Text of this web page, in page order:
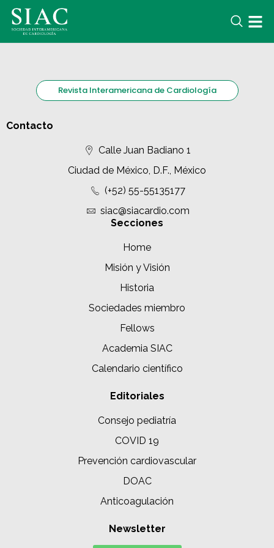
Revista Interamericana de Cardiología
Contacto
Calle Juan Badiano 1
Ciudad de México, D.F., México
(+52) 55-55135177
siac@siacardio.com
Secciones
Home
Misión y Visión
Historia
Sociedades miembro
Fellows
Academia SIAC
Calendario científico
Editoriales
Consejo pediatría
COVID 19
Prevención cardiovascular
DOAC
Anticoagulación
Newsletter